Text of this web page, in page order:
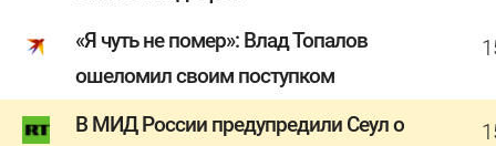
«Я чуть не помер»: Влад Топалов
ошеломил своим поступком
В МИД России предупредили Сеул о